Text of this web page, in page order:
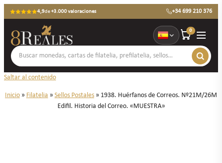
4,9de+3.000 valoraciones +34 699 210 376
0
Saltar al contenido
Inicio » Filatelia » Sellos Postales » 1938. Huérfanos de Correos. Nº21M/26M
Edifil. Historia del Correo. «MUESTRA»